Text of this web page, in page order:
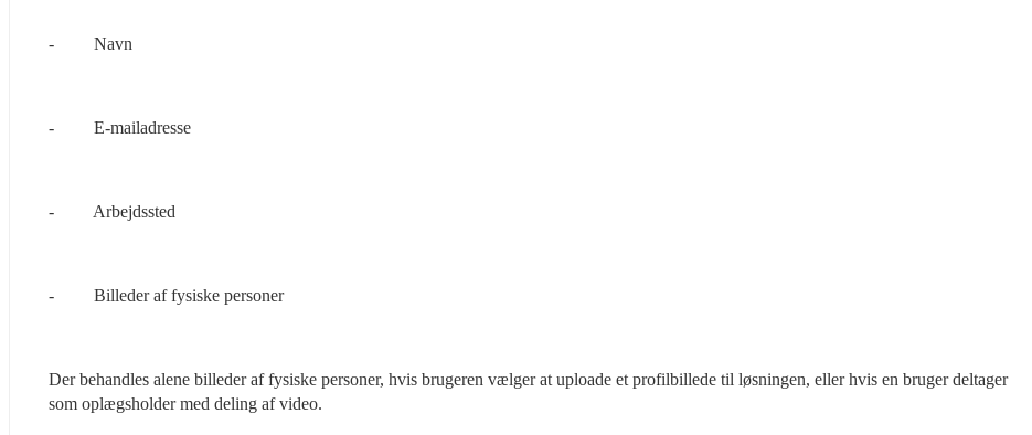
-         Navn
-         E-mailadresse
-         Arbejdssted
-         Billeder af fysiske personer
Der behandles alene billeder af fysiske personer, hvis brugeren vælger at uploade et profilbillede til løsningen, eller hvis en bruger deltager
som oplægsholder med deling af video.